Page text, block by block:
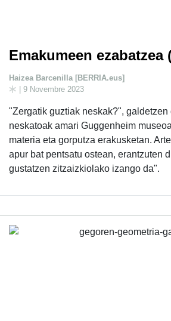
Emakumeen ezabatzea
Haizea Barcenilla [BERRIA.eus]
| 9 Novembre 2023
"Zergatik guztiak neskak?", galdetzen
neskatoak amari Guggenheim
materia eta gorputza erakusketan.
apur bat pentsatu ostean, erantzuten
gustatzen zitzaizkiolako izango da".